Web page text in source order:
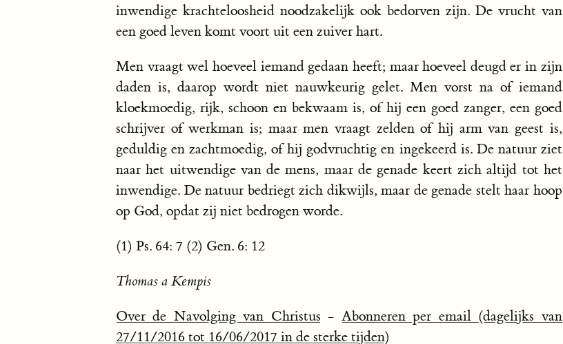
inwendige krachteloosheid noodzakelijk ook bedorven zijn. De vrucht van
een goed leven komt voort uit een zuiver hart.
Men vraagt wel hoeveel iemand gedaan heeft; maar hoeveel deugd er in zijn
daden is, daarop wordt niet nauwkeurig gelet. Men vorst na of iemand
kloekmoedig, rijk, schoon en bekwaam is, of hij een goed zanger, een goed
schrijver of werkman is; maar men vraagt zelden of hij arm van geest is,
geduldig en zachtmoedig, of hij godvruchtig en ingekeerd is. De natuur ziet
naar het uitwendige van de mens, maar de genade keert zich altijd tot het
inwendige. De natuur bedriegt zich dikwijls, maar de genade stelt haar hoop
op God, opdat zij niet bedrogen worde.
(1) Ps. 64: 7 (2) Gen. 6: 12
Thomas a Kempis
Over de Navolging van Christus - Abonneren per email (dagelijks van
27/11/2016 tot 16/06/2017 in de sterke tijden)